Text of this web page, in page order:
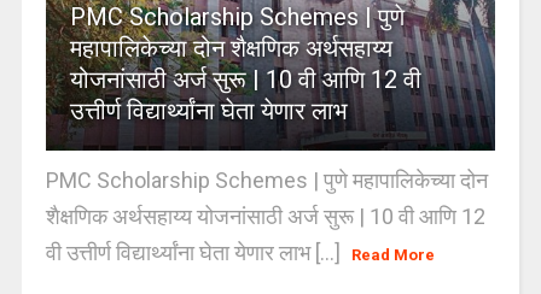
PMC Scholarship Schemes | पुणे
महापालिकेच्या दोन शैक्षणिक अर्थसहाय्य
योजनांसाठी अर्ज सुरू | 10 वी आणि 12 वी
उत्तीर्ण विद्यार्थ्यांना घेता येणार लाभ
PMC Scholarship Schemes | पुणे महापालिकेच्या दोन
शैक्षणिक अर्थसहाय्य योजनांसाठी अर्ज सुरू | 10 वी आणि 12
वी उत्तीर्ण विद्यार्थ्यांना घेता येणार लाभ [...]
Read More